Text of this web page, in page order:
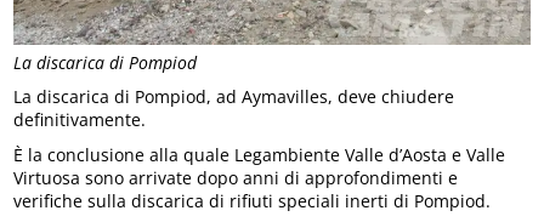
La discarica di Pompiod
La discarica di Pompiod, ad Aymavilles, deve chiudere
definitivamente.
È la conclusione alla quale Legambiente Valle d’Aosta e Valle
Virtuosa sono arrivate dopo anni di approfondimenti e
verifiche sulla discarica di rifiuti speciali inerti di Pompiod.